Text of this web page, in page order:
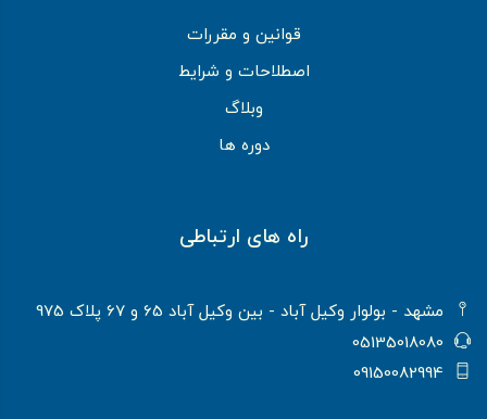
قوانین و مقررات
اصطلاحات و شرایط
وبلاگ
دوره ها
راه های ارتباطی
مشهد - بولوار وکیل آباد - بین وکیل آباد 65 و 67 پلاک 975
05135018080
09150082994